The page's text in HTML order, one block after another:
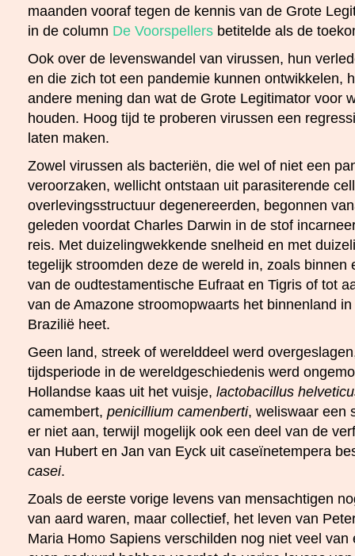
maanden vooraf tegen de kennis van de Grote
in de column De Voorspellers betitelde als de
Ook over de levenswandel van virussen, hun
en die zich tot een pandemie kunnen ontwikkelen,
andere mening dan wat de Grote Legitimator voor
houden. Hoog tijd te proberen virussen een
laten maken.
Zowel virussen als bacteriën, die wel of niet een
veroorzaken, wellicht ontstaan uit parasiterende
overlevingsstructuur degenereerden, begonnen
geleden voordat Charles Darwin in de stof
reis. Met duizelingwekkende snelheid en met
tegelijk stroomden deze de wereld in, zoals binnen
van de oudtestamentische Eufraat en Tigris of tot
van de Amazone stroomopwaarts het binnenland
Brazilië heet.
Geen land, streek of werelddeel werd
tijdsperiode in de wereldgeschiedenis werd
Hollandse kaas uit het vuisje, lactobacillus
camembert, penicillium camenberti, weliswaar een
er niet aan, terwijl mogelijk ook een deel van de
van Hubert en Jan van Eyck uit caseïnetempera
casei.
Zoals de eerste vorige levens van mensachtigen
van aard waren, maar collectief, het leven van
Maria Homo Sapiens verschilden nog niet veel van